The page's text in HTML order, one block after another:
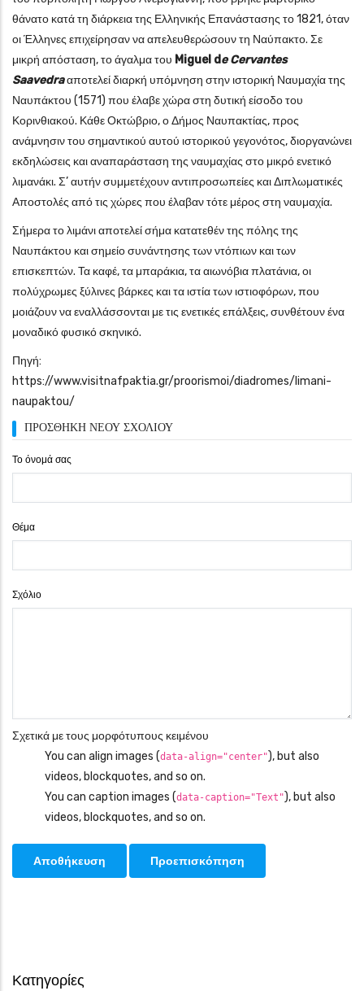
θάνατο κατά τη διάρκεια της Ελληνικής Επανάστασης το 1821, όταν
οι Έλληνες επιχείρησαν να απελευθερώσουν τη Ναύπακτο. Σε
μικρή απόσταση, το άγαλμα του Miguel de Cervantes
Saavedraαποτελεί διαρκή υπόμνηση στην ιστορική Ναυμαχία της
Ναυπάκτου (1571) που έλαβε χώρα στη δυτική είσοδο του
Κορινθιακού. Κάθε Οκτώβριο, ο Δήμος Ναυπακτίας, προς
ανάμνησιν του σημαντικού αυτού ιστορικού γεγονότος, διοργανώνει
εκδηλώσεις και αναπαράσταση της ναυμαχίας στο μικρό ενετικό
λιμανάκι. Σ’ αυτήν συμμετέχουν αντιπροσωπείες και Διπλωματικές
Αποστολές από τις χώρες που έλαβαν τότε μέρος στη ναυμαχία.
Σήμερα το λιμάνι αποτελεί σήμα κατατεθέν της πόλης της
Ναυπάκτου και σημείο συνάντησης των ντόπιων και των
επισκεπτών. Τα καφέ, τα μπαράκια, τα αιωνόβια πλατάνια, οι
πολύχρωμες ξύλινες βάρκες και τα ιστία των ιστιοφόρων, που
μοιάζουν να εναλλάσσονται με τις ενετικές επάλξεις, συνθέτουν ένα
μοναδικό φυσικό σκηνικό.
Πηγή:
https://www.visitnafpaktia.gr/proorismoi/diadromes/limani-
naupaktou/
ΠΡΟΣΘΉΚΗ ΝΈΟΥ ΣΧΟΛΊΟΥ
Το όνομά σας
Θέμα
Σχόλιο
Σχετικά με τους μορφότυπους κειμένου
You can align images (data-align="center"), but also
videos, blockquotes, and so on.
You can caption images (data-caption="Text"), but also
videos, blockquotes, and so on.
Κατηγορίες